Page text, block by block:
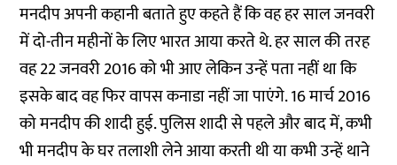
मनदीप अपनी कहानी बताते हुए कहते हैं कि वह हर साल जनवरी
में दो-तीन महीनों के लिए भारत आया करते थे. हर साल की तरह
वह 22 जनवरी 2016 को भी आए लेकिन उन्हें पता नहीं था कि
इसके बाद वह फिर वापस कनाडा नहीं जा पाएंगे. 16 मार्च 2016
को मनदीप की शादी हुई. पुलिस शादी से पहले और बाद में, कभी
भी मनदीप के घर तलाशी लेने आया करती थी या कभी उन्हें थाने